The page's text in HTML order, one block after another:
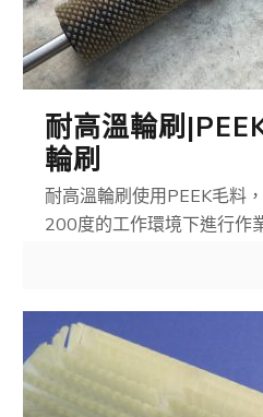
耐高溫輪刷
輪刷
耐高溫輪刷使用PEEK毛料
200度的工作環境下進行作